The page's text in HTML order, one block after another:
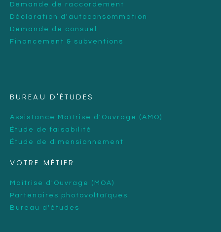
Demande de raccordement
Déclaration d'autoconsommation
Demande de consuel
Financement & subventions
BUREAU D'ÉTUDES
Assistance Maîtrise d'Ouvrage (AMO)
Étude de faisabilité
Étude de dimensionnement
VOTRE MÉTIER
Maîtrise d'Ouvrage (MOA)
Partenaires photovoltaïques
Bureau d'études